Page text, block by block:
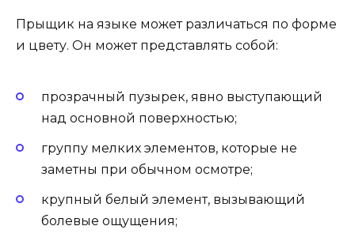
Прыщик на языке может различаться по форме
и цвету. Он может представлять собой:
прозрачный пузырек, явно выступающий
над основной поверхностью;
группу мелких элементов, которые не
заметны при обычном осмотре;
крупный белый элемент, вызывающий
болевые ощущения;